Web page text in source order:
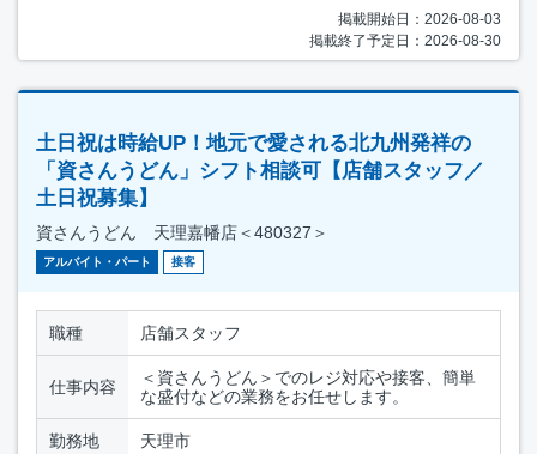
掲載開始日：2026-08-03
掲載終了予定日：2026-08-30
土日祝は時給UP！地元で愛される北九州発祥の
「資さんうどん」シフト相談可【店舗スタッフ／
土日祝募集】
資さんうどん 天理嘉幡店＜480327＞
アルバイト・パート 接客
職種 店舗スタッフ
仕事内容
＜資さんうどん＞でのレジ対応や接客、簡単
な盛付などの業務をお任せします。
勤務地 天理市